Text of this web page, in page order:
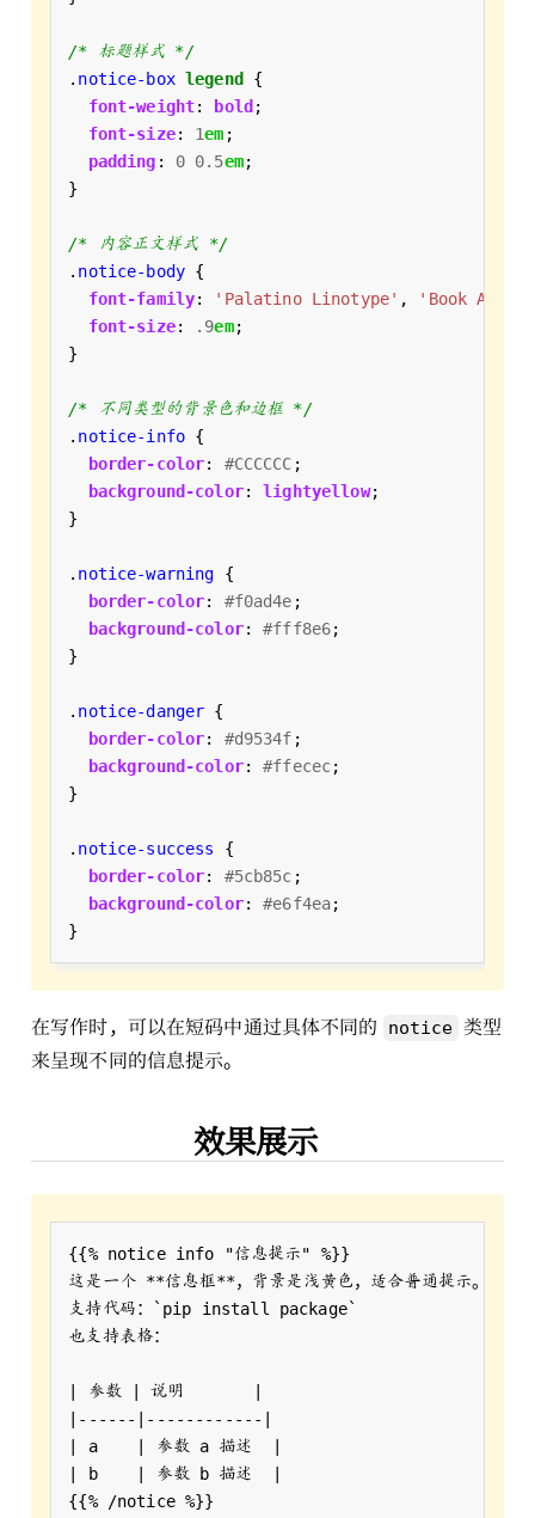
/* 标题样式 */
. notice-box legend
font-weight: bold
font-size: 1em
padding : 0 0.5em
/* 内容正文样式 */
. notice-body
font-family: 'Palatino Linotype' ,
'Book
font-size: .9em
/* 不同类型的背景色和边框 */
. notice-info
border-color: #CCCCCC
background-color: lightyellow
. notice-warning
border-color: #f0ad4e
background-color: #fff8e6
. notice-danger
border-color: #d9534f
background-color: #ffecec
. notice-success
border-color: #5cb85c
background-color: #e6f4ea
在写作时，可以在短码中通过具体不同的 notice 类型
来呈现不同的信息提示。
效果展示
这是一个 **